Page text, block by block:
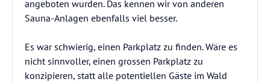
angeboten wurden. Das kennen wir von anderen
Sauna-Anlagen ebenfalls viel besser.
Es war schwierig, einen Parkplatz zu finden. Wäre es
nicht sinnvoller, einen grossen Parkplatz zu
konzipieren, statt alle potentiellen Gäste im Wald